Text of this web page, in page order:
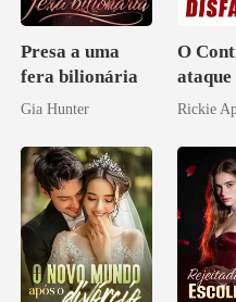
Presa a uma
fera bilionária
Gia Hunter
O
ataque
Rickie